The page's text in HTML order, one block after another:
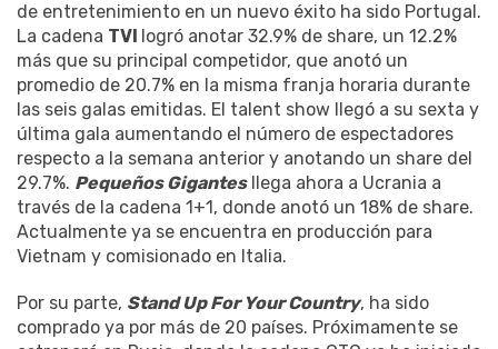
de entretenimiento en un nuevo éxito ha sido Portugal.
La cadena TVI logró anotar 32.9% de share, un 12.2%
más que su principal competidor, que anotó un
promedio de 20.7% en la misma franja horaria durante
las seis galas emitidas. El talent show llegó a su sexta y
última gala aumentando el número de espectadores
respecto a la semana anterior y anotando un share del
29.7%. Pequeños Gigantesllega ahora a Ucrania a
través de la cadena 1+1, donde anotó un 18% de share.
Actualmente ya se encuentra en producción para
Vietnam y comisionado en Italia.
Por su parte, Stand Up For Your Country, ha sido
comprado ya por más de 20 países. Próximamente se